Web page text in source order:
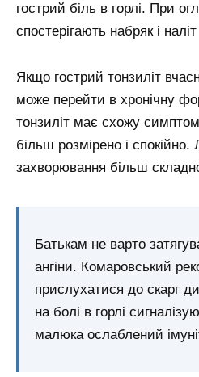
гострий біль в горлі. При
спостерігають набряк і
Якщо гострий тонзиліт
може перейти в хронічну
тонзиліт має схожу
більш розмірено і
захворювання більш
Батькам не варто
ангіни. Комаровський
прислухатися до скарг
на болі в горлі
малюка ослаблений